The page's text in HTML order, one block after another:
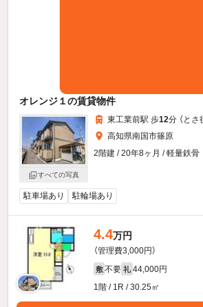
オレンジ１の賃貸物件
すべての写真
東工業前駅 歩12分 （とさ
高知県南国市篠原
2階建 / 20年8ヶ月 / 軽量鉄骨
駐車場あり 駐輪場あり
4.4万円
（管理費3,000円）
敷 不要 礼 44,000円
1階 / 1R / 30.25㎡